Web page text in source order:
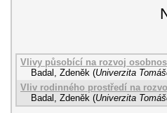
Vlivy působící na rozvoj
Badal, Zdeněk (Univerzita
Vliv rodinného prostředí na
Badal, Zdeněk (Univerzita